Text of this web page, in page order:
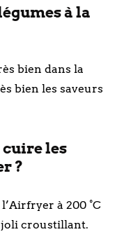
à la
bien dans la
bien les saveurs
les
?
à 200 °C
croustillant.